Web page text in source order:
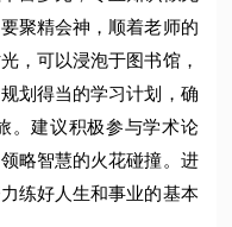
聚精会神，顺着老师的
，可以浸泡于图书馆，
划得当的学习计划，确
。建议积极参与学术论
略智慧的火花碰撞。进
练好人生和事业的基本